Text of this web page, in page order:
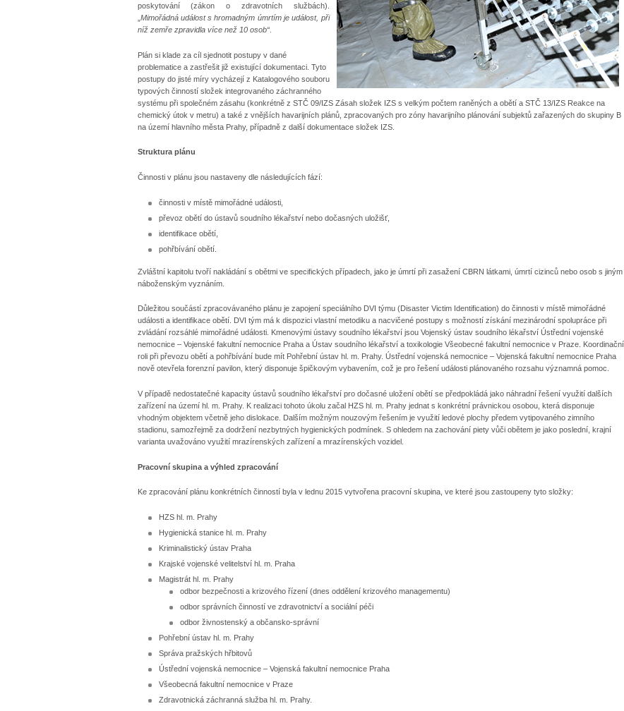
poskytování (zákon o zdravotních službách).
Mimořádná událost s hromadným úmrtím je událost, při
níž zemře zpravidla více než 10 osob“.
Plán si klade za cíl sjednotit postupy v dané
problematice a zastřešit již existující dokumentaci. Tyto
postupy do jisté míry vycházejí z Katalogového souboru
typových činností složek integrovaného záchranného
systému při společném zásahu (konkrétně z STČ 09/IZS Zásah složek IZS s velkým počtem raněných a obětí a STČ 13/IZS Reakce na
chemický útok v metru) a také z vnějších havarijních plánů, zpracovaných pro zóny havarijního plánování subjektů zařazených do skupiny B
na území hlavního města Prahy, případně z další dokumentace složek IZS.
Struktura plánu
Činnosti v plánu jsou nastaveny dle následujících fází:
činnosti v místě mimořádné události,
převoz obětí do ústavů soudního lékařství nebo dočasných uložišť,
identifikace obětí,
pohřbívání obětí.
Zvláštní kapitolu tvoří nakládání s obětmi ve specifických případech, jako je úmrtí při zasažení CBRN látkami, úmrtí cizinců nebo osob s jiným
náboženským vyznáním.
Důležitou součástí zpracovávaného plánu je zapojení speciálního DVI týmu (Disaster Victim Identification) do činnosti v místě mimořádné
události a identifikace obětí. DVI tým má k dispozici vlastní metodiku a nacvičené postupy s možností získání mezinárodní spolupráce při
zvládání rozsáhlé mimořádné události. Kmenovými ústavy soudního lékařství jsou Vojenský ústav soudního lékařství Ústřední vojenské
nemocnice – Vojenské fakultní nemocnice Praha a Ústav soudního lékařství a toxikologie Všeobecné fakultní nemocnice v Praze. Koordinační
roli při převozu obětí a pohřbívání bude mít Pohřební ústav hl. m. Prahy. Ústřední vojenská nemocnice – Vojenská fakultní nemocnice Praha
nově otevřela forenzní pavilon, který disponuje špičkovým vybavením, což je pro řešení události plánovaného rozsahu významná pomoc.
V případě nedostatečné kapacity ústavů soudního lékařství pro dočasné uložení obětí se předpokládá jako náhradní řešení využití dalších
zařízení na území hl. m. Prahy. K realizaci tohoto úkolu začal HZS hl. m. Prahy jednat s konkrétní právnickou osobou, která disponuje
vhodným objektem včetně jeho dislokace. Dalším možným nouzovým řešením je využití ledové plochy předem vytipovaného zimního
stadionu, samozřejmě za dodržení nezbytných hygienických podmínek. S ohledem na zachování piety vůči obětem je jako poslední, krajní
varianta uvažováno využití mrazírenských zařízení a mrazírenských vozidel.
Pracovní skupina a výhled zpracování
Ke zpracování plánu konkrétních činností byla v lednu 2015 vytvořena pracovní skupina, ve které jsou zastoupeny tyto složky:
HZS hl. m. Prahy
Hygienická stanice hl. m. Prahy
Kriminalistický ústav Praha
Krajské vojenské velitelství hl. m. Praha
Magistrát hl. m. Prahy
odbor bezpečnosti a krizového řízení (dnes oddělení krizového managementu)
odbor správních činností ve zdravotnictví a sociální péči
odbor živnostenský a občansko­‑správní
Pohřební ústav hl. m. Prahy
Správa pražských hřbitovů
Ústřední vojenská nemocnice – Vojenská fakultní nemocnice Praha
Všeobecná fakultní nemocnice v Praze
Zdravotnická záchranná služba hl. m. Prahy.